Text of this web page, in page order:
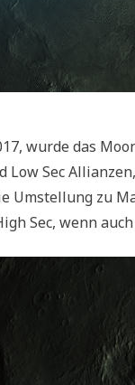
wurde das
Sec
Umstellung zu
Sec, wenn